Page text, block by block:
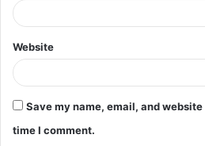
Website
Save my name, email, and
time I comment.